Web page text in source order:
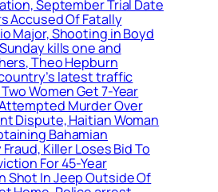
September Trial Date
Accused Of Fatally
Major, Shooting in Boyd
kills one and
Theo Hepburn
latest traffic
Women Get 7-Year
Murder Over
Dispute, Haitian Woman
Bahamian
Killer Loses Bid To
For 45-Year
Shot In Jeep Outside Of